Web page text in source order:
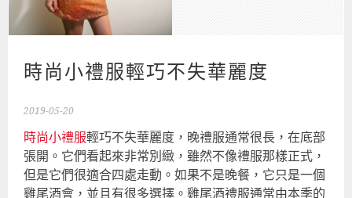
時尚小禮服輕巧不失華麗度
2019-05-20
時尚小禮服輕巧不失華麗度，晚禮服通常很長，在底部
張開。它們看起來非常別緻，雖然不像禮服那樣正式，
但是它們很適合四處走動。如果不是晚餐，它只是一個
雞尾酒會，並且有很多選擇。雞尾酒禮服通常由本季的